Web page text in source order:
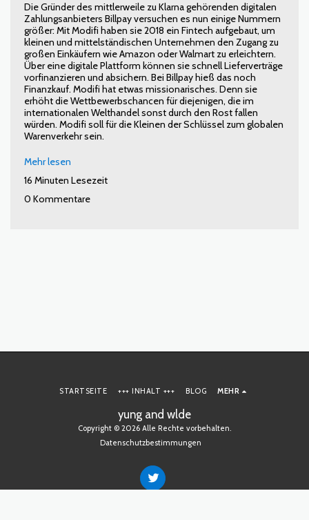
Die Gründer des mittlerweile zu Klarna gehörenden digitalen
Zahlungsanbieters Billpay versuchen es nun einige Nummern
größer: Mit Modifi haben sie 2018 ein Fintech aufgebaut, um
kleinen und mittelständischen Unternehmen den Zugang zu
großen Einkäufern wie Amazon oder Walmart zu erleichtern.
Über eine digitale Plattform können sie schnell Lieferverträge
vorfinanzieren und absichern. Bei Billpay hieß das noch
Finanzkauf. Modifi hat etwas missionarisches. Denn sie
erhöht die Wettbewerbschancen für diejenigen, die im
internationalen Welthandel sonst durch den Rost fallen
würden. Modifi soll für die Kleinen der Schlüssel zum globalen
Warenverkehr sein.
Mehr lesen
16 Minuten Lesezeit
0 Kommentare
yung and wlde
Copyright © 2026 Alle Rechte vorbehalten.
Datenschutzbestimmungen
STARTSEITE +++ INHALT +++ BLOG MEHR